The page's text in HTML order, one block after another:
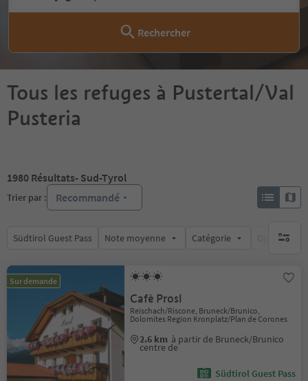
Rechercher
Tous les refuges à Pustertal/Val
Pusteria
1980 Résultats- Sud-Tyrol
Trier par : Recommandé
Südtirol Guest Pass Note moyenne Catégorie Options de
aucun
Sur demande
Cafè Prosl
Reischach/Riscone, Bruneck/Brunico,
Dolomites Region Kronplatz/Plan de Corones
2.6 km à partir de Bruneck/Brunico
centre de
Südtirol Guest Pass